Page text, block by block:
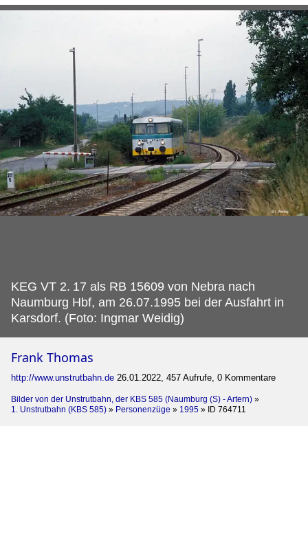
KEG VT 2. 17 als RB 15609 von Nebra nach
Naumburg Hbf, am 26.07.1995 bei der Ausfahrt in
Karsdorf. (Foto: Ingmar Weidig)
Frank Thomas
http://www.unstrutbahn.de 26.01.2022, 457 Aufrufe, 0 Kommentare
Bilder von der Unstrutbahn, der KBS 585 (Naumburg (S) - Artern) »
1. Unstrutbahn (KBS 585) » Personenzüge » 1995 » ID 764711